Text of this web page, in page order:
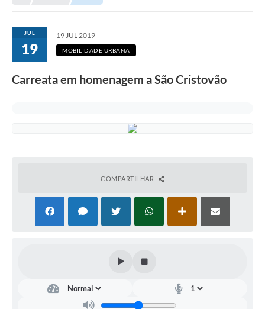
JUL
19
19 JUL 2019
MOBILIDADE URBANA
Carreata em homenagem a São Cristovão
COMPARTILHAR